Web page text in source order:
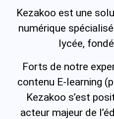
Kezakoo est une
numérique
lycée,
Forts de notre
contenu E-learning
Kezakoo s’est
acteur majeur de